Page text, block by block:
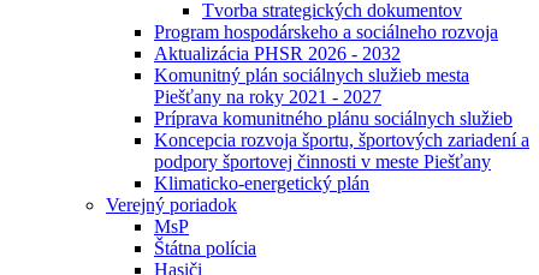
Tvorba strategických dokumentov
Program hospodárskeho a sociálneho rozvoja
Aktualizácia PHSR 2026 - 2032
Komunitný plán sociálnych služieb mesta
Piešťany na roky 2021 - 2027
Príprava komunitného plánu sociálnych služieb
Koncepcia rozvoja športu, športových zariadení a
podpory športovej činnosti v meste Piešťany
Klimaticko-energetický plán
Verejný poriadok
MsP
Štátna polícia
Hasiči